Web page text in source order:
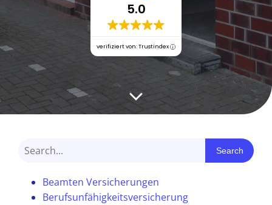
5.0
verifiziert von: Trustindex
Search
Beamten Versicherungen
Berufsunfähigkeitsversicherung